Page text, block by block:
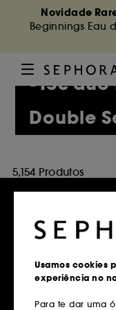
Novidade
Beginnings Eau
-15€ duo
Double
5,154 Produtos
Entregas
em
Saber mais
Usamos cookies
experiência no
Para te dar uma